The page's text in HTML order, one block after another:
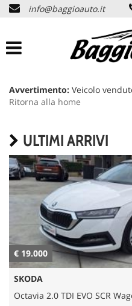
AZIENDA
LISTA VEICOLI
ASSISTENZA
SERVIZI
CONTATTI
NEWS
AREA COMMERCIANTI
info@baggioauto.it
Avvertimento: Veicolo
Ritorna alla home
ULTIMI ARRIVI
€ 19.000
SKODA
Octavia 2.0 TDI EVO SCR